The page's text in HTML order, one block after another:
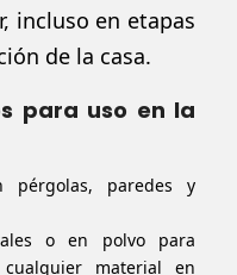
incluso en etapas
de la casa.
para uso en la
pérgolas, paredes y
o en polvo para
material en